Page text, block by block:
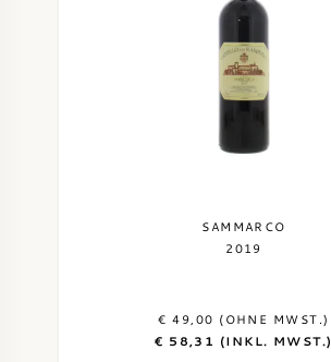
SAMMARCO
2019
€ 49,00 (OHNE MWST.)
€ 58,31 (INKL. MWST.)